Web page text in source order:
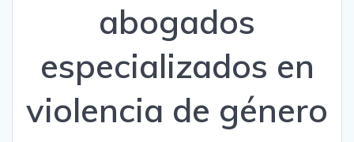
abogados
especializados en
violencia de género